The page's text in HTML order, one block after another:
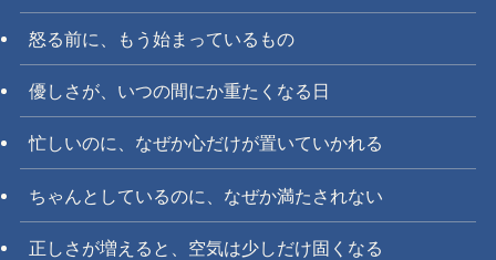
怒る前に、もう始まっているもの
優しさが、いつの間にか重たくなる日
忙しいのに、なぜか心だけが置いていかれる
ちゃんとしているのに、なぜか満たされない
正しさが増えると、空気は少しだけ固くなる